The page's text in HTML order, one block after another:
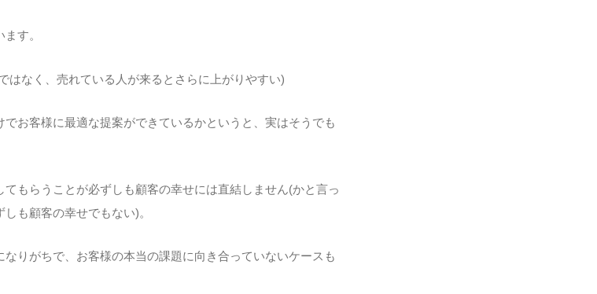
す。
はなく、売れている人が来るとさらに上がりやすい)
お客様に最適な提案ができているかというと、実はそうでも
もらうことが必ずしも顧客の幸せには直結しません(かと言っ
も顧客の幸せでもない)。
りがちで、お客様の本当の課題に向き合っていないケースも